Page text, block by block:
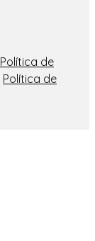
Política de
Política de